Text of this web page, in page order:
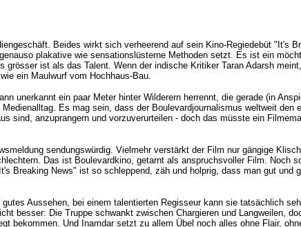
Beides wirkt sich verheerend auf sein Kino-Regiedebüt "It's
plakative wie sensationslüsterne Methoden setzt. Es ist ein
ist als das Talent. Wenn der indische Kritiker Taran Adarsh
ein Maulwurf vom Hochhaus-Bau.
ein paar Meter hinter Wilderern herrennt, die gerade (in
Es mag sein, dass der Boulevardjournalismus weltweit
sind, anzuprangern und vorzuverurteilen - doch das müsste ein
sendungswürdig. Vielmehr verstärkt der Film nur gängige
Das ist Boulevardkino, getarnt als anspruchsvoller Film. Noch
Breaking News" ist so schleppend, zäh und holprig, dass man gut und
Aussehen, bei einem talentierten Regisseur kann sie tatsächlich
besser: Die Truppe schwankt zwischen Chargieren und Langweilen,
bekommen. Und Inamdar setzt zu allem Übel noch alles ohne Flair,